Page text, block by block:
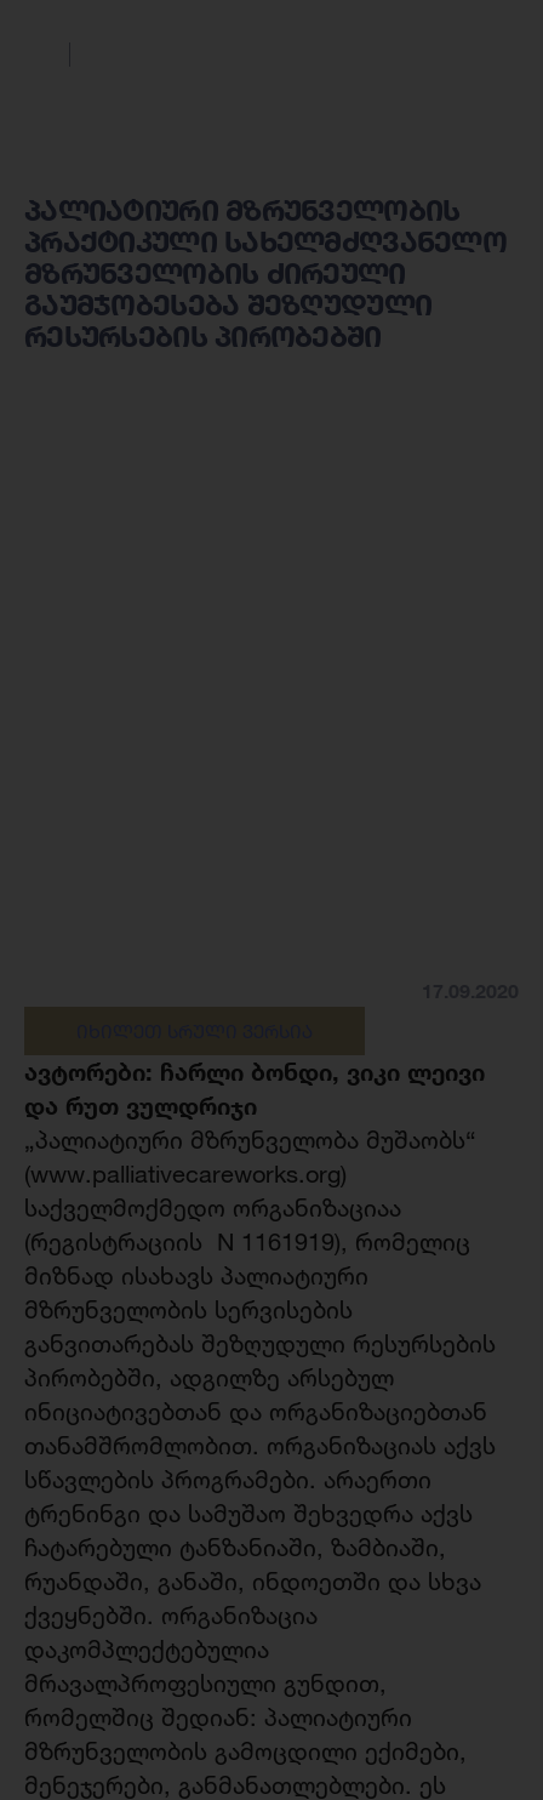
პალიატიური მზრუნველობის
პრაქტიკული სახელმძღვანელო
მზრუნველობის ძირეული
გაუმჯობესება შეზღუდული
რესურსების პირობებში
ავტორები: ჩარლი ბონდი, ვიკი ლეივი
და რუთ ვულდრიჯი
„პალიატიური მზრუნველობა მუშაობს“
(www.palliativecareworks.org)
საქველმოქმედო ორგანიზაციაა
(რეგისტრაციის N 1161919), რომელიც
მიზნად ისახავს პალიატიური
მზრუნველობის სერვისების
განვითარებას შეზღუდული რესურსების
პირობებში, ადგილზე არსებულ
ინიციატივებთან და ორგანიზაციებთან
თანამშრომლობით. ორგანიზაციას აქვს
სწავლების პროგრამები. არაერთი
ტრენინგი და სამუშაო შეხვედრა აქვს
ჩატარებული ტანზანიაში, ზამბიაში,
რუანდაში, განაში, ინდოეთში და სხვა
ქვეყნებში. ორგანიზაცია
დაკომპლექტებულია
მრავალპროფესიული გუნდით,
რომელშიც შედიან: პალიატიური
მზრუნველობის გამოცდილი ექიმები,
მენეჯერები, განმანათლებლები. ეს